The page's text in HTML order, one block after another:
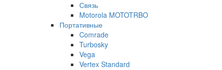
Связь
Motorola MOTOTRBO
Портативные
Comrade
Turbosky
Vega
Vertex Standard